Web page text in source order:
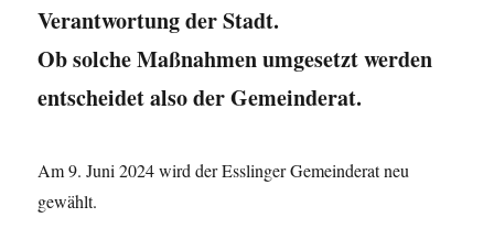
Verantwortung der Stadt.
Ob solche Maßnahmen umgesetzt werden
entscheidet also der Gemeinderat.
Am 9. Juni 2024 wird der Esslinger Gemeinderat neu
gewählt.